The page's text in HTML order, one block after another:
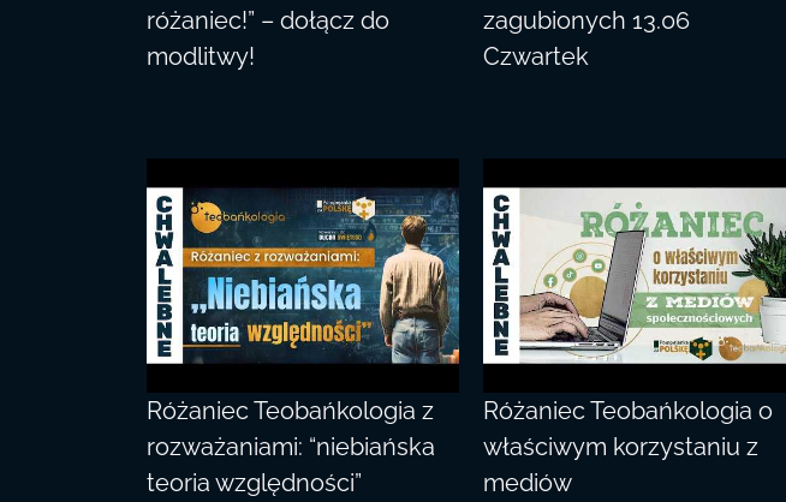
różaniec!” – dołącz do
modlitwy!
zagubionych 13.06
Czwartek
Różaniec Teobańkologia z
rozważaniami: “niebiańska
teoria względności”
Różaniec Teobańkologia o
właściwym korzystaniu z
mediów